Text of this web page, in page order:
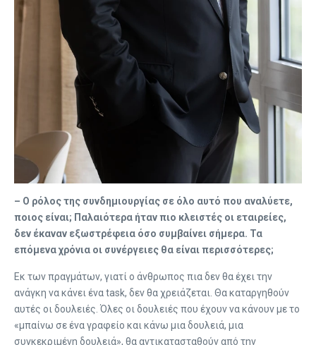
– Ο ρόλος της συνδημιουργίας σε όλο αυτό που αναλύετε,
ποιος είναι; Παλαιότερα ήταν πιο κλειστές οι εταιρείες,
δεν έκαναν εξωστρέφεια όσο συμβαίνει σήμερα. Τα
επόμενα χρόνια οι συνέργειες θα είναι περισσότερες;
Εκ των πραγμάτων, γιατί ο άνθρωπος πια δεν θα έχει την
ανάγκη να κάνει ένα task, δεν θα χρειάζεται. Θα καταργηθούν
αυτές οι δουλειές. Όλες οι δουλειές που έχουν να κάνουν με το
«μπαίνω σε ένα γραφείο και κάνω μια δουλειά, μια
συγκεκριμένη δουλειά», θα αντικατασταθούν από την